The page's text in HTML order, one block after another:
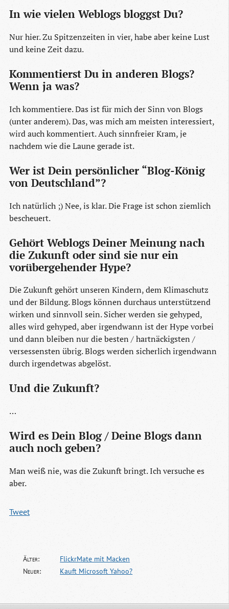
In wie vielen Weblogs bloggst Du?
Nur hier. Zu Spitzenzeiten in vier, habe aber keine Lust
und keine Zeit dazu.
Kommentierst Du in anderen Blogs?
Wenn ja was?
Ich kommentiere. Das ist für mich der Sinn von Blogs
(unter anderem). Das, was mich am meisten interessiert,
wird auch kommentiert. Auch sinnfreier Kram, je
nachdem wie die Laune gerade ist.
Wer ist Dein persönlicher “Blog-König
von Deutschland”?
Ich natürlich ;) Nee, is klar. Die Frage ist schon ziemlich
bescheuert.
Gehört Weblogs Deiner Meinung nach
die Zukunft oder sind sie nur ein
vorübergehender Hype?
Die Zukunft gehört unseren Kindern, dem Klimaschutz
und der Bildung. Blogs können durchaus unterstützend
wirken und sinnvoll sein. Sicher werden sie gehyped,
alles wird gehyped, aber irgendwann ist der Hype vorbei
und dann bleiben nur die besten / hartnäckigsten /
versessensten übrig. Blogs werden sicherlich irgendwann
durch irgendetwas abgelöst.
Und die Zukunft?
…
Wird es Dein Blog / Deine Blogs dann
auch noch geben?
Man weiß nie, was die Zukunft bringt. Ich versuche es
aber.
Tweet
Älter:
FlickrMate mit Macken
Neuer:
Kauft Microsoft Yahoo?